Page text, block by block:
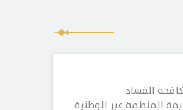
الفساد
المنظمة عبر الوطنية